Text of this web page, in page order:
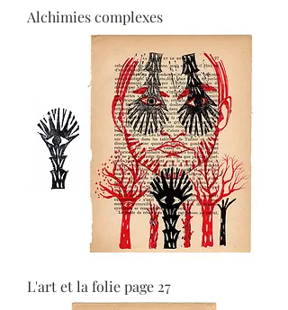
Alchimies complexes
L'art et la folie page 27